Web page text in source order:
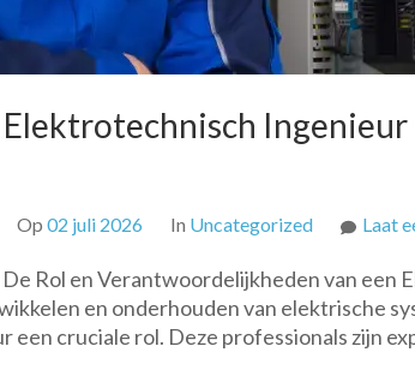
Elektrotechnisch
Op 02 juli 2026 In Uncategorized Laat
Rol en Verantwoordelijkheden van een
en onderhouden van elektrische
cruciale rol. Deze professionals zijn